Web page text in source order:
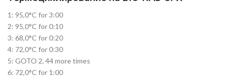
1: 95,0°C for 3:00
2: 95,0°C for 0:10
3: 68,0°C for 0:20
4: 72,0°C for 0:30
5: GOTO 2, 44 more times
6: 72,0°C for 1:00